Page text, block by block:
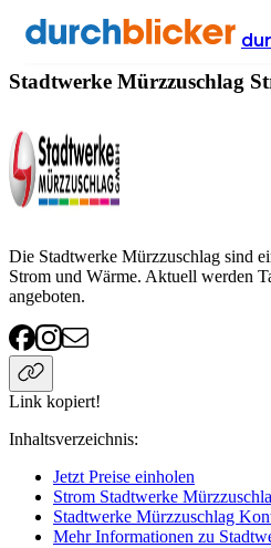
Anbieter Energie strom
Stadtwerke Mürzzuschlag
Die Stadtwerke Mürzzuschlag sind
Strom und Wärme. Aktuell werden
angeboten.
Link kopiert!
Inhaltsverzeichnis:
Jetzt Preise einholen
Strom Stadtwerke
Stadtwerke Mürzzuschlag
Mehr Informationen zu